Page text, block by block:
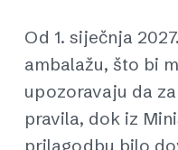
Od 1. siječnja
ambalažu, što bi
upozoravaju da
pravila, dok iz
prilagodbu bilo